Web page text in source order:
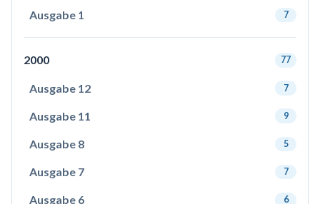
Ausgabe 1 7
2000 77
Ausgabe 12 7
Ausgabe 11 9
Ausgabe 8 5
Ausgabe 7 7
Ausgabe 6 6